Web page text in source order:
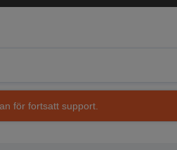
för fortsatt support.